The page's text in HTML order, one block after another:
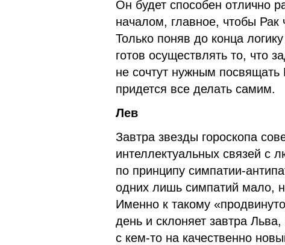
Он будет способен отлично
началом, главное, чтобы Рак
Только поняв до конца
готов осуществлять то, что
не сочтут нужным
придется все делать самим.
Лев
Завтра звезды гороскопа
интеллектуальных связей с
по принципу симпатии-
одних лишь симпатий мало,
Именно к такому
день и склоняет завтра
с кем-то на качественно